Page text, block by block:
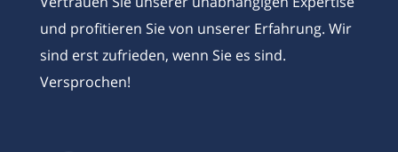
und profitieren Sie von unserer Erfahrung. Wir
sind erst zufrieden, wenn Sie es sind.
Versprochen!